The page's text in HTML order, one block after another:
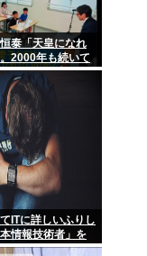
泰「天皇になれ
2000年も続いて
伎も女は駄目だ
ITに詳しいふりし
情報技術者」を
てて笑ったわ